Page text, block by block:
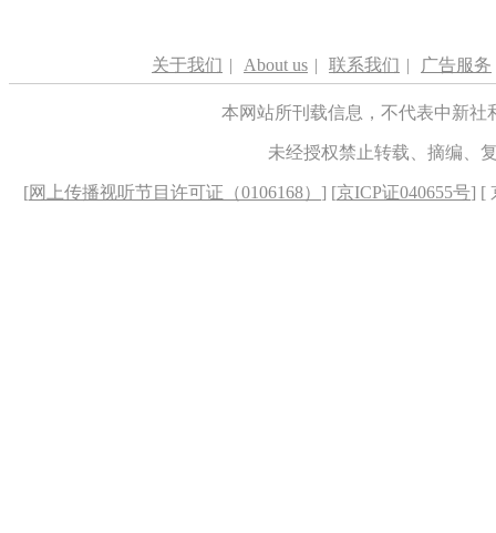
关于我们 | About us | 联系我们 | 广告服务
本网站所刊载信息，不代表中新
未经授权禁止转载、摘编、
[网上传播视听节目许可证（0106168） ] [京ICP证040655号] [